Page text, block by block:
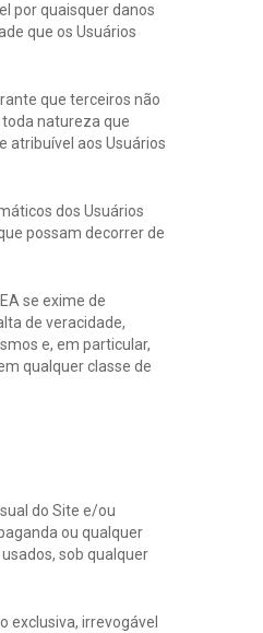
por quaisquer danos
que os Usuários
que terceiros não
natureza que
atribuível aos Usuários
dos Usuários
possam decorrer de
se exime de
de veracidade,
e, em particular,
qualquer classe de
do Site e/ou
ou qualquer
sob qualquer
exclusiva, irrevogável